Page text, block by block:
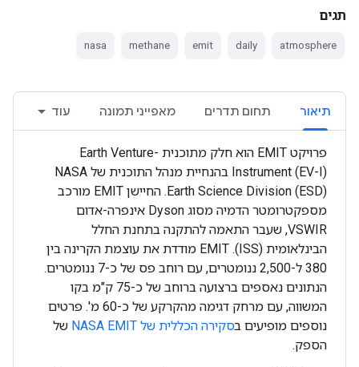
תגים
atmosphere
daily
emit
methane
nasa
תיאור תחום תדרים מאפייני תמונה עוד
פרויקט EMIT הוא חלק מתוכנית Earth Venture-
Instrument (EV-I) בהנחיית מנהל התוכנית של NASA
Earth Science Division (ESD). החיישן EMIT מורכב
מספקטרומטר הדמיה מסוג Dyson אינפרה-אדום
VSWIR, שעבר התאמה להתקנה בתחנת החלל
הבינלאומית (ISS). ‫EMIT מודדת את עוצמת הקרינה בין
380 ל-2,500 ננומטרים, עם רוחב פס של כ-7 ננומטרים.
הנתונים נאספים ברצועה ברוחב של כ-75 ק"מ בקו
המשווה, עם מרחק דגימה מהקרקע של כ-60 מ'. פרטים
נוספים מופיעים בסקירה הכללית של NASA EMIT
של
הספק.